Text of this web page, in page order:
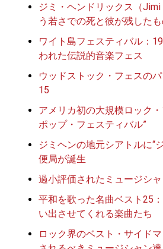
ジミ・ヘンドリックス（
う若さでの死と彼が残した
ワイト島フェスティバル：
われた伝説的音楽フェス
ウッドストック・フェスの
15
アメリカ初の大規模ロック・
ポップ・フェスティバル”
ジミヘンの地元シアトルに“
便局が誕生
過小評価されたミュージシ
平和を歌った名曲ベスト25
い出させてくれる楽曲たち
ロック界のベスト・サイド